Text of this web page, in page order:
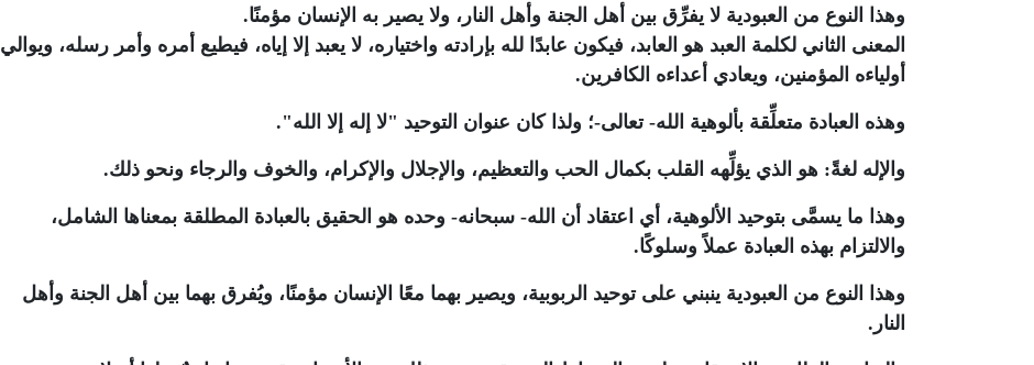
وهذا النوع من العبودية لا يفرِّق بين أهل الجنة وأهل النار، ولا يصير به الإنسان مؤمنًا.
المعنى الثاني لكلمة العبد هو العابد، فيكون عابدًا لله بإرادته واختياره، لا يعبد إلا إياه، فيطيع أمره وأمر رسله، ويوالي
أولياءه المؤمنين، ويعادي أعداءه الكافرين.
وهذه العبادة متعلِّقة بألوهية الله- تعالى-؛ ولذا كان عنوان التوحيد "لا إله إلا الله".
والإله لغةً: هو الذي يؤلِّهه القلب بكمال الحب والتعظيم، والإجلال والإكرام، والخوف والرجاء ونحو ذلك.
وهذا ما يسمَّى بتوحيد الألوهية، أي اعتقاد أن الله- سبحانه- وحده هو الحقيق بالعبادة المطلقة بمعناها الشامل،
والالتزام بهذه العبادة عملاً وسلوكًا.
وهذا النوع من العبودية ينبني على توحيد الربوبية، ويصير بهما معًا الإنسان مؤمنًا، ويُفرق بهما بين أهل الجنة وأهل
النار.